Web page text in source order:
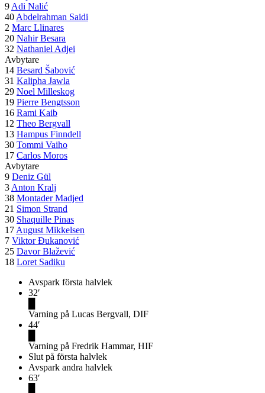
9 Adi Nalić
40 Abdelrahman Saidi
2 Marc Llinares
20 Nahir Besara
32 Nathaniel Adjei
Avbytare
14 Besard Šabović
31 Kalipha Jawla
29 Noel Milleskog
19 Pierre Bengtsson
16 Rami Kaib
12 Theo Bergvall
13 Hampus Finndell
30 Tommi Vaiho
17 Carlos Moros
Avbytare
9 Deniz Gül
3 Anton Kralj
38 Montader Madjed
21 Simon Strand
30 Shaquille Pinas
17 August Mikkelsen
7 Viktor Đukanović
25 Davor Blažević
18 Loret Sadiku
Avspark första halvlek
32′
Varning på Lucas Bergvall, DIF
44′
Varning på Fredrik Hammar, HIF
Slut på första halvlek
Avspark andra halvlek
63′